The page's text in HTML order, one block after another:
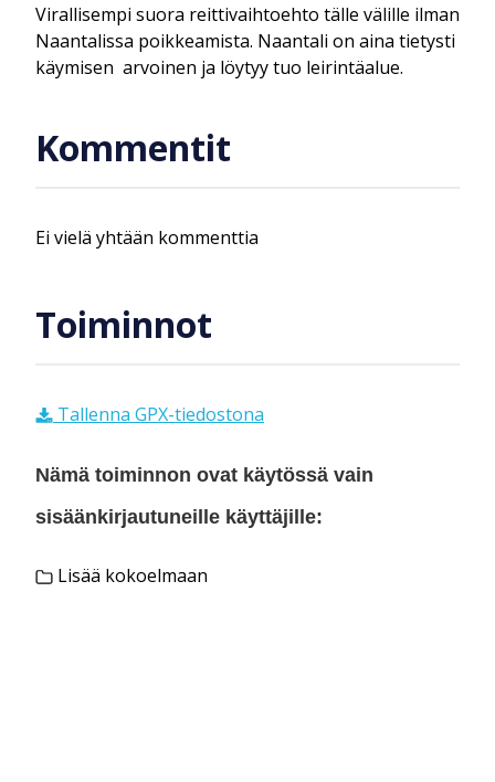
Virallisempi suora reittivaihtoehto tälle välille ilman
Naantalissa poikkeamista. Naantali on aina tietysti
käymisen arvoinen ja löytyy tuo leirintäalue.
Kommentit
Ei vielä yhtään kommenttia
Toiminnot
Tallenna GPX-tiedostona
Nämä toiminnon ovat käytössä vain
sisäänkirjautuneille käyttäjille:
Lisää kokoelmaan